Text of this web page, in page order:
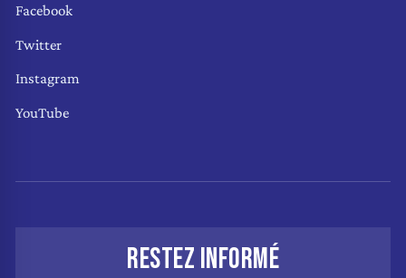
Facebook
Twitter
Instagram
YouTube
RESTEZ INFORMÉ